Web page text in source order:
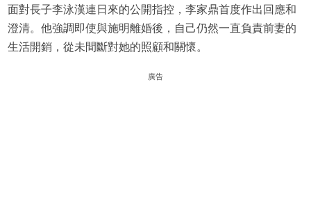
面對長子李泳漢連日來的公開指控，李家鼎首度作出回應和
澄清。他強調即使與施明離婚後，自己仍然一直負責前妻的
生活開銷，從未間斷對她的照顧和關懷。
廣告